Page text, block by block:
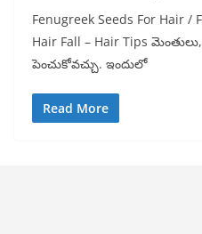
Fenugreek Seeds For Hair /
Hair Fall – Hair Tips
పెంచుకోవచ్చు. ఇందులో
Read More